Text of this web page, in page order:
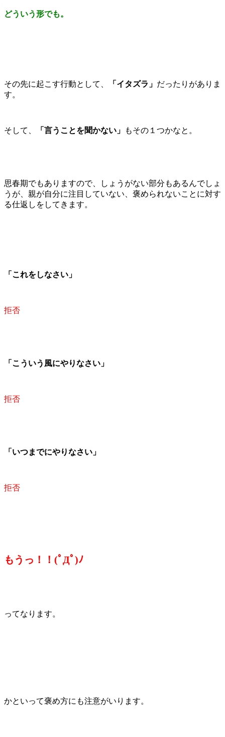
どういう形でも。
その先に起こす行動として、 「イタズラ」 だったりがありま
す。
そして、 「言うことを聞かない」 もその１つかなと。
思春期でもありますので、しょうがない部分もあるんでしょ
うが、親が自分に注目していない、褒められないことに対す
る仕返しをしてきます。
「これをしなさい」
拒否
「こういう風にやりなさい」
拒否
「いつまでにやりなさい」
拒否
もうっ！！(ﾟДﾟ)ﾉ
ってなります。
かといって褒め方にも注意がいります。